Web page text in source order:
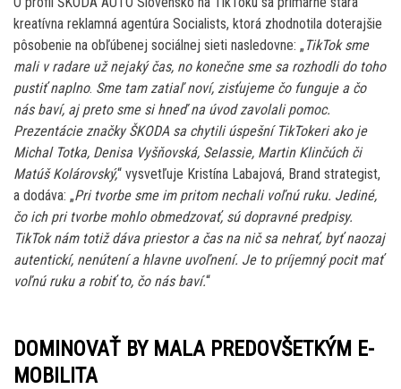
kreatívna reklamná agentúra Socialists, ktorá zhodnotila doterajšie
pôsobenie na obľúbenej sociálnej sieti nasledovne: „ TikTok sme
mali v radare už nejaký čas, no konečne sme sa rozhodli do toho
pustiť naplno. Sme tam zatiaľ noví, zisťujeme čo funguje a čo
nás baví, aj preto sme si hneď na úvod zavolali pomoc.
Prezentácie značky ŠKODA sa chytili úspešní TikTokeri ako je
Michal Totka, Denisa Vyšňovská, Selassie, Martin Klinčúch či
Matúš Kolárovský,“ vysvetľuje Kristína Labajová, Brand strategist,
a dodáva: „Pri tvorbe sme im pritom nechali voľnú ruku. Jediné,
čo ich pri tvorbe mohlo obmedzovať, sú dopravné predpisy.
TikTok nám totiž dáva priestor a čas na nič sa nehrať, byť naozaj
autentickí, nenútení a hlavne uvoľnení. Je to príjemný pocit mať
voľnú ruku a robiť to, čo nás baví.“
DOMINOVAŤ BY MALA PREDOVŠETKÝM E-
MOBILITA